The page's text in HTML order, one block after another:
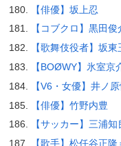
【俳優】坂上忍
【コブクロ】黒田俊
【歌舞伎役者】坂東
【BOØWY】氷室京
【V6・女優】井ノ
【俳優】竹野内豊
【サッカー】三浦知
【歌手】松任谷正